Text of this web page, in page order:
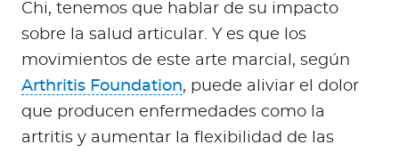
Chi, tenemos que hablar de su impacto
sobre la salud articular. Y es que los
movimientos de este arte marcial, según
Arthritis Foundation, puede aliviar el dolor
que producen enfermedades como la
artritis y aumentar la flexibilidad de las